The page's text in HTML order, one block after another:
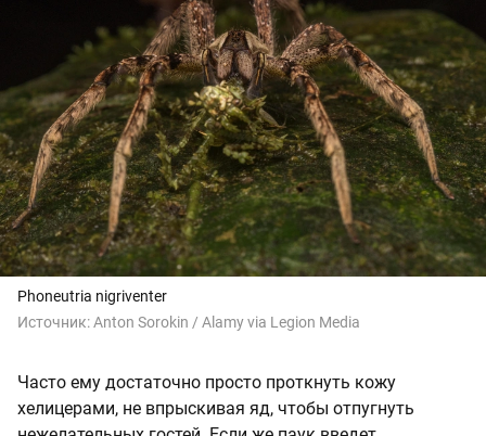
Phoneutria nigriventer
Источник:Anton Sorokin / Alamy via Legion Media
Часто ему достаточно просто проткнуть кожу
хелицерами, не впрыскивая яд, чтобы отпугнуть